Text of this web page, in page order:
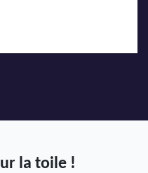
la toile !